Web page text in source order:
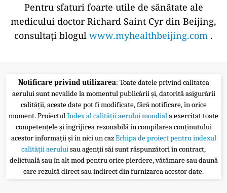
Pentru sfaturi foarte utile de sănătate ale
medicului doctor Richard Saint Cyr din Beijing,
consultați blogul www.myhealthbeijing.com .
Notificare privind utilizarea: Toate datele privind calitatea
aerului sunt nevalide la momentul publicării și, datorită asigurării
calității, aceste date pot fi modificate, fără notificare, în orice
moment. ProiectulIndex al calității aerului mondiala exercitat toate
competențele și îngrijirea rezonabilă în compilarea conținutului
acestor informații și în nici un cazEchipa de proiect pentru indexul
calității aeruluisau agenții săi sunt răspunzători în contract,
delictuală sau în alt mod pentru orice pierdere, vătămare sau daună
care rezultă direct sau indirect din furnizarea acestor date.